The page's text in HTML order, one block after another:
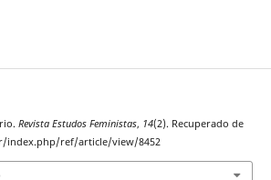
Revista Estudos Feministas, 14(2). Recuperado de
index.php/ref/article/view/8452